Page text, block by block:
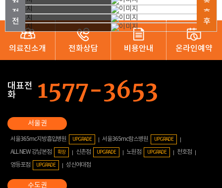
의료진소개 전화상담 비용안내 온라인예약
대표전
화
서울365mc지방흡입병원 UPGRADE 서울365mc람스병원 UPGRADE
ALL NEW 강남본점 확장 신촌점 UPGRADE 노원점 UPGRADE
천호점
영등포점
UPGRADE 성신여대점